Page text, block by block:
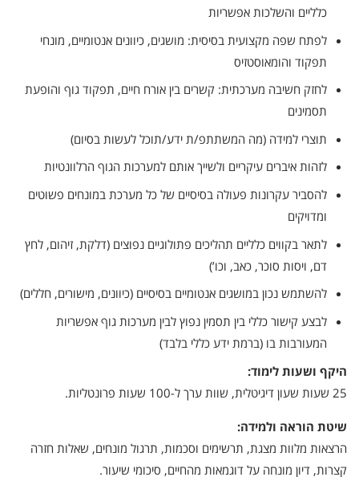
אני מאשרת קבלת דיוור פרסומי במייל
כלליים והשלכות אפשריות
לפתח שפה מקצועית בסיסית: מושגים, כיוונים אנטומיים, מונחי
תפקוד והומאוסטזיס
לחזק חשיבה מערכתית: קשרים בין אורח חיים, תפקוד גוף והופעת
תסמינים
תוצרי למידה (מה המשתתפ/ת ידע/תוכל לעשות בסיום)
לזהות איברים עיקריים ולשייך אותם למערכות הגוף הרלוונטיות
להסביר עקרונות פעולה בסיסיים של כל מערכת במונחים פשוטים
ומדויקים
לתאר בקווים כלליים תהליכים פתולוגיים נפוצים (דלקת, זיהום, לחץ
דם, ויסות סוכר, כאב, וכו’)
להשתמש נכון במושגים אנטומיים בסיסיים (כיוונים, מישורים, חללים)
לבצע קישור כללי בין תסמין נפוץ לבין מערכות גוף אפשריות
המעורבות בו (ברמת ידע כללי בלבד)
היקף ושעות לימוד:
25 שעות שעון דיגיטלית, שוות ערך ל-100 שעות פרונטליות.
שיטת הוראה ולמידה:
הרצאות מלוות מצגת, תרשימים וסכמות, תרגול מונחים, שאלות חזרה
קצרות, דיון מונחה על דוגמאות מהחיים, סיכומי שיעור.